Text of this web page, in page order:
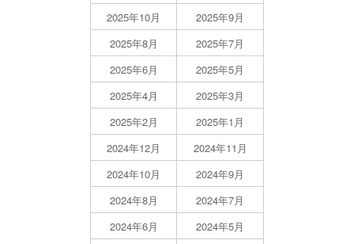
2025年10月
2025年9月
2025年8月
2025年7月
2025年6月
2025年5月
2025年4月
2025年3月
2025年2月
2025年1月
2024年12月
2024年11月
2024年10月
2024年9月
2024年8月
2024年7月
2024年6月
2024年5月